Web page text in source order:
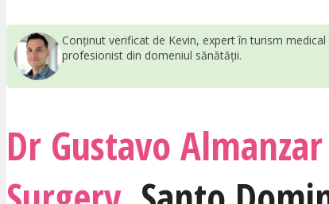
Conținut verificat de Kevin, expert în turism
profesionist din domeniul sănătății.
Dr Gustavo